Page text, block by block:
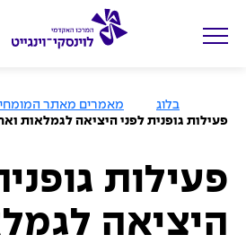
ו
ב
י
ת
בלוג
מאמרים מאתר
פעילות גופנית לפני היציאה לגמלאות
פעילות
היציאה